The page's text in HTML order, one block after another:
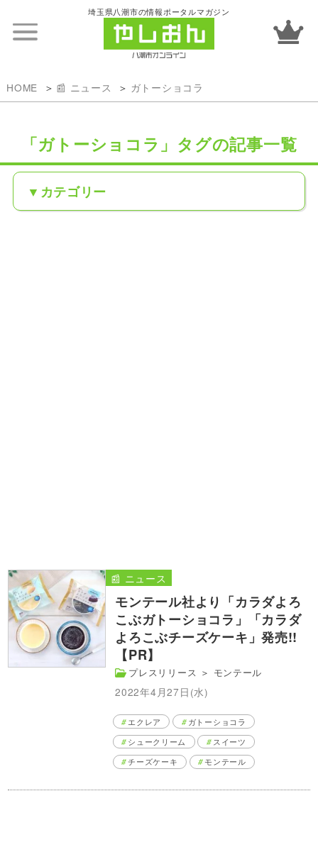
埼玉県八潮市の情報ポータルマガジン
HOME 📰 ニュース ガトーショコラ
「ガトーショコラ」タグの記事一覧
カテゴリー
モンテール社より「カラダよろ
こぶガトーショコラ」「カラダ
よろこぶチーズケーキ」発売!!
【PR】
プレスリリース ＞ モンテール
2022年4月27日(水)
📰 ニュース
エクレア
ガトーショコラ
シュークリーム
スイーツ
チーズケーキ
モンテール